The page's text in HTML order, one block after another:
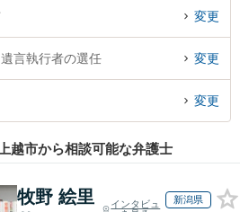
者の選任のトラブルを今すぐに弁護士に相談
りの相談者さんにおすすめです。
変更
言執行者の選任 変更
変更
越市から相談可能な弁護士
牧野 絵里
インタビュ
新潟県